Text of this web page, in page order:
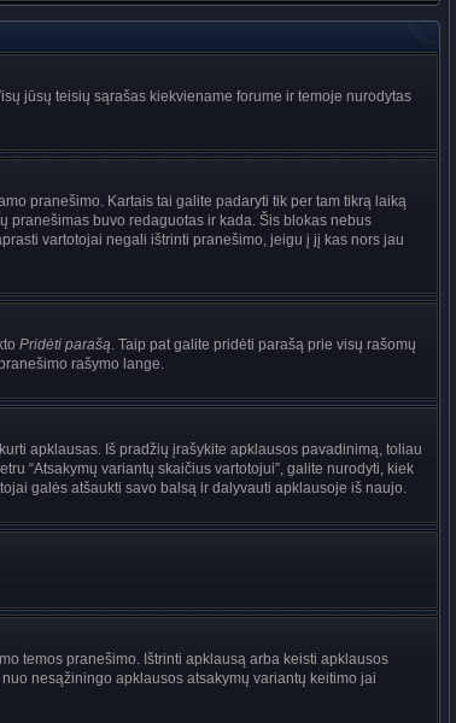
jūsų teisių sąrašas kiekviename forume ir temoje nurodytas
pranešimo. Kartais tai galite padaryti tik per tam tikrą laiką
pranešimas buvo redaguotas ir kada. Šis blokas nebus
vartotojai negali ištrinti pranešimo, jeigu į jį kas nors jau
Pridėti parašą. Taip pat galite pridėti parašą prie visų rašomų
rašymo lange.
apklausas. Iš pradžių įrašykite apklausos pavadinimą, toliau
“Atsakymų variantų skaičius vartotojui”, galite nurodyti, kiek
galės atšaukti savo balsą ir dalyvauti apklausoje iš naujo.
temos pranešimo. Ištrinti apklausą arba keisti apklausos
nesąžiningo apklausos atsakymų variantų keitimo jai